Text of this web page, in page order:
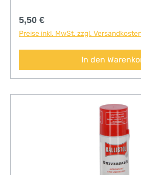
Regulärer Preis:
5,50 €
Preise inkl. MwSt. zzgl.
In den